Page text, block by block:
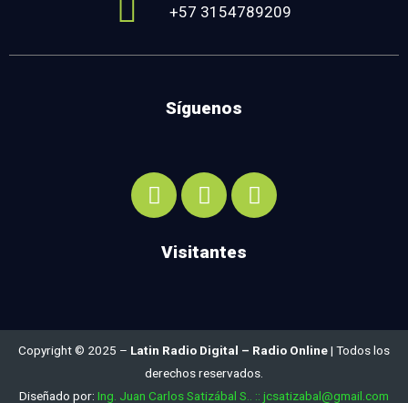
+57 3154789209
Síguenos
Visitantes
Copyright © 2025 – Latin Radio Digital – Radio Online| Todos los
derechos reservados.
Diseñado por: Ing. Juan Carlos Satizábal S.. :: jcsatizabal@gmail.com